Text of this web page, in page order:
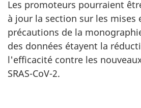
Les promoteurs pourraient
à jour la section sur les mises
précautions de la
des données étayent la
l'efficacité contre les
SRAS-CoV-2.